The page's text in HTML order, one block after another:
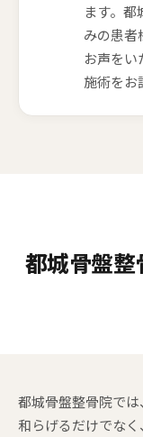
ます。
みの患者
お声をい
施術をお
都城骨盤
都城骨盤整骨院で
和らげるだけでな